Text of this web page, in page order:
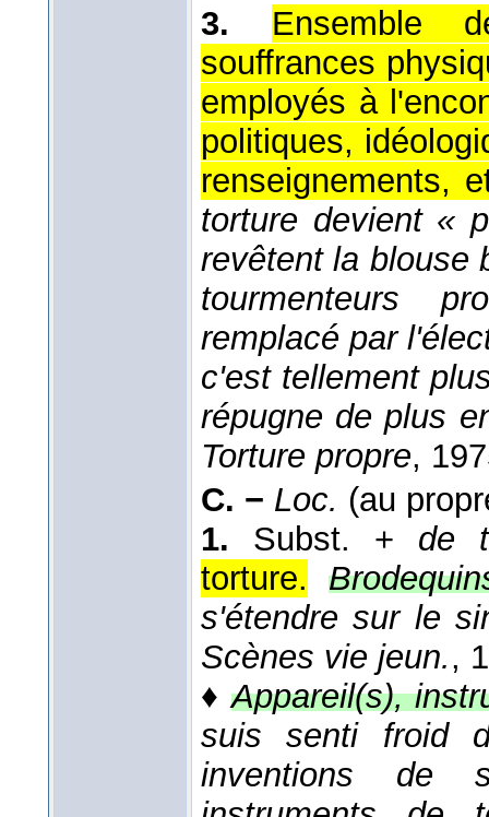
3.
Ensemble
souffrances
employés à
politiques,
renseignements,
torture devient «
revêtent la blouse
tourmenteurs
remplacé par
c'est tellement
répugne de plus
Torture propre,
C. − Loc. (au
1.
Subst. + de
torture.
s'étendre sur le
Scènes vie jeun.,
♦Appareil(s),
suis senti froid
inventions de